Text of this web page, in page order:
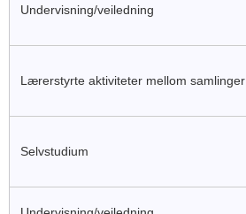
Undervisning/veiledning
Lærerstyrte aktiviteter mellom samlinger
Selvstudium